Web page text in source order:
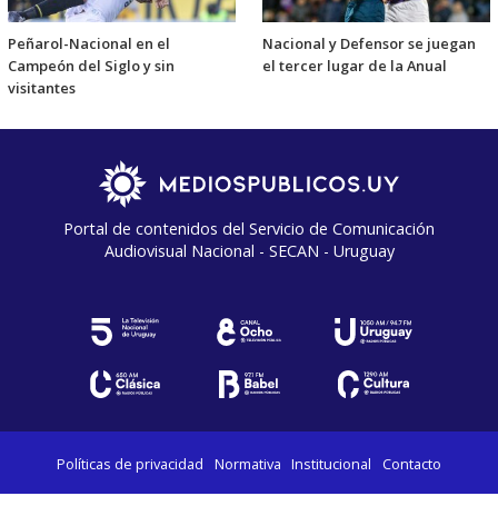
Peñarol-Nacional en el
Campeón del Siglo y sin
visitantes
Nacional y Defensor se juegan
el tercer lugar de la Anual
Portal de contenidos del Servicio de Comunicación
Audiovisual Nacional - SECAN - Uruguay
Políticas de privacidad Normativa Institucional Contacto